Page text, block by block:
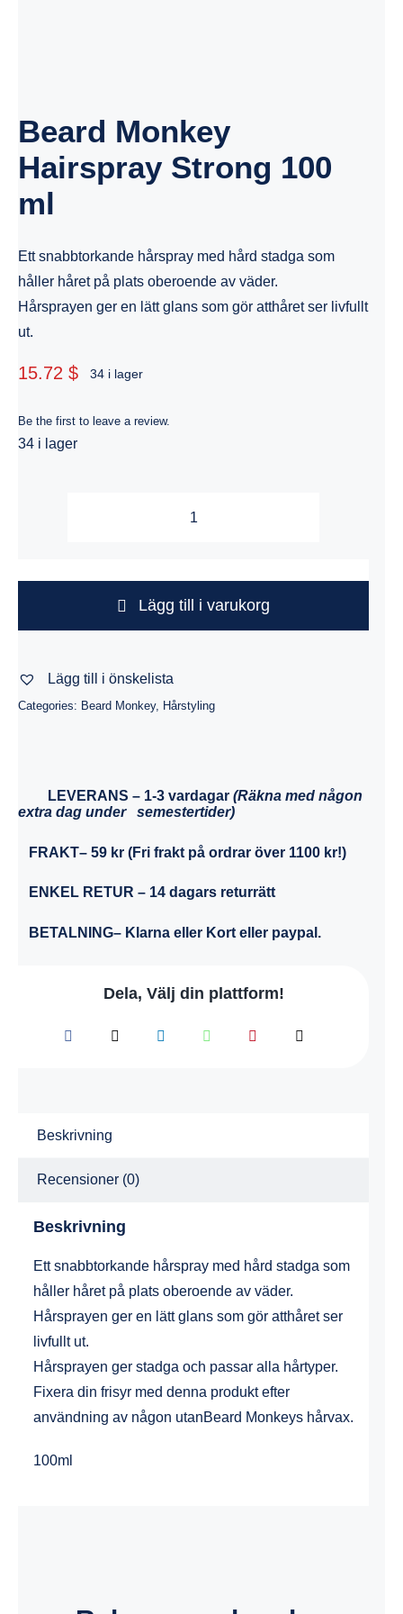
Beard Monkey
Hairspray Strong 100
ml
Ett snabbtorkande hårspray med hård stadga som
håller håret på plats oberoende av väder.
Hårsprayen ger en lätt glans som gör atthåret ser livfullt
ut.
15.72 $ 34 i lager
Be the first to leave a review.
34 i lager
Hairspray
Strong
100
Lägg till i varukorg
Lägg till i önskelista
Categories: Beard Monkey, Hårstyling
LEVERANS – 1-3 vardagar (Räkna med någon
extra dag under semestertider)
FRAKT– 59 kr (Fri frakt på ordrar över 1100 kr!)
ENKEL RETUR – 14 dagars returrätt
BETALNING– Klarna eller Kort eller paypal.
Dela, Välj din plattform!
Beskrivning
Recensioner (0)
Beskrivning
Ett snabbtorkande hårspray med hård stadga som
håller håret på plats oberoende av väder.
Hårsprayen ger en lätt glans som gör atthåret ser
livfullt ut.
Hårsprayen ger stadga och passar alla hårtyper.
Fixera din frisyr med denna produkt efter
användning av någon utanBeard Monkeys hårvax.
100ml